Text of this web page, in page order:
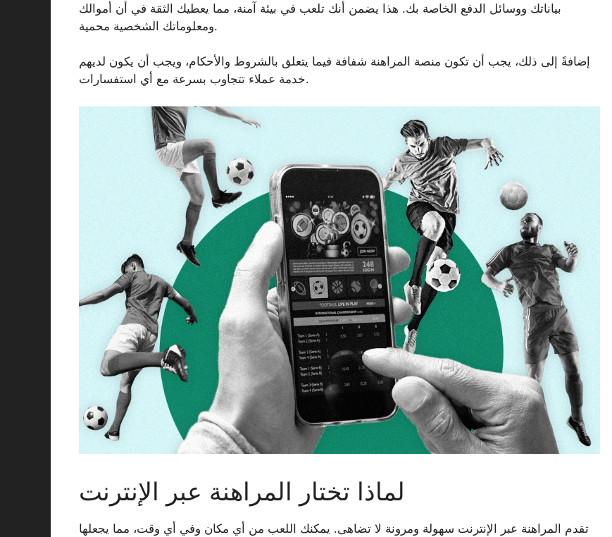
بياناتك ووسائل الدفع الخاصة بك. هذا يضمن أنك تلعب في بيئة آمنة، مما يعطيك الثقة في أن أموالك
ومعلوماتك الشخصية محمية.
إضافةً إلى ذلك، يجب أن تكون منصة المراهنة شفافة فيما يتعلق بالشروط والأحكام، ويجب أن يكون لديهم
خدمة عملاء تتجاوب بسرعة مع أي استفسارات.
لماذا تختار المراهنة عبر الإنترنت
تقدم المراهنة عبر الإنترنت سهولة ومرونة لا تضاهى. يمكنك اللعب من أي مكان وفي أي وقت، مما يجعلها